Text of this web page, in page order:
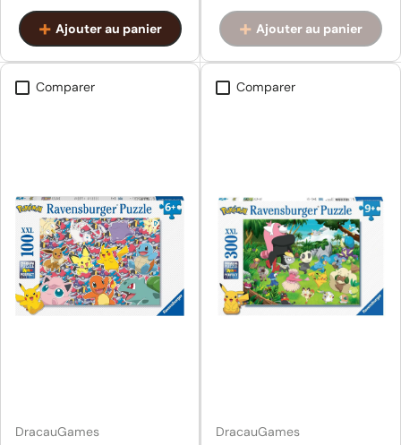
Ajouter au panier Ajouter au panier
Comparer
DracauGames
Comparer
DracauGames